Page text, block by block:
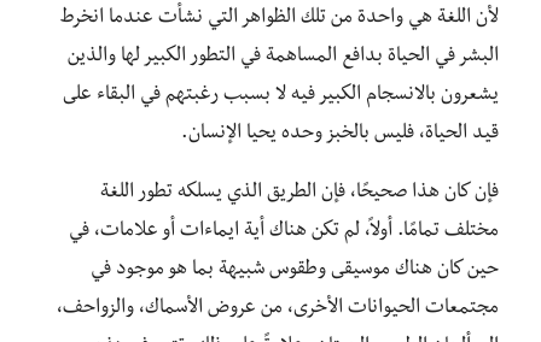
لأن اللغة هي واحدة من تلك الظواهر التي نشأت عندما انخرط
البشر في الحياة بدافع المساهمة في التطور الكبير لها والذين
يشعرون بالانسجام الكبير فيه لا بسبب رغبتهم في البقاء على
قيد الحياة، فليس بالخبز وحده يحيا الإنسان.
فإن كان هذا صحيحًا، فإن الطريق الذي يسلكه تطور اللغة
مختلف تمامًا. أولاً، لم تكن هناك أية ايماءات أو علامات، في
حين كان هناك موسيقى وطقوس شبيهة بما هو موجود في
مجتمعات الحيوانات الأخرى، من عروض الأسماك، والزواحف،